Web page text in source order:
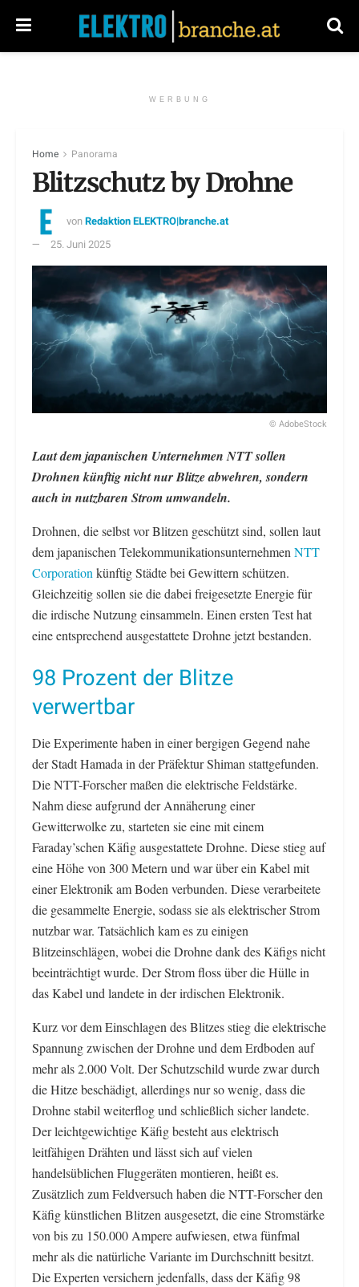
WERBUNG
Home Panorama
Blitzschutz by Drohne
vonRedaktion ELEKTRO|branche.at
25. Juni 2025
© AdobeStock
Laut dem japanischen Unternehmen NTT sollen
Drohnen künftig nicht nur Blitze abwehren, sondern
auch in nutzbaren Strom umwandeln.
Drohnen, die selbst vor Blitzen geschützt sind, sollen laut
dem japanischen Telekommunikationsunternehmen NTT
Corporation künftig Städte bei Gewittern schützen.
Gleichzeitig sollen sie die dabei freigesetzte Energie für
die irdische Nutzung einsammeln. Einen ersten Test hat
eine entsprechend ausgestattete Drohne jetzt bestanden.
98 Prozent der Blitze
verwertbar
Die Experimente haben in einer bergigen Gegend nahe
der Stadt Hamada in der Präfektur Shiman stattgefunden.
Die NTT-Forscher maßen die elektrische Feldstärke.
Nahm diese aufgrund der Annäherung einer
Gewitterwolke zu, starteten sie eine mit einem
Faraday’schen Käfig ausgestattete Drohne. Diese stieg auf
eine Höhe von 300 Metern und war über ein Kabel mit
einer Elektronik am Boden verbunden. Diese verarbeitete
die gesammelte Energie, sodass sie als elektrischer Strom
nutzbar war. Tatsächlich kam es zu einigen
Blitzeinschlägen, wobei die Drohne dank des Käfigs nicht
beeinträchtigt wurde. Der Strom floss über die Hülle in
das Kabel und landete in der irdischen Elektronik.
Kurz vor dem Einschlagen des Blitzes stieg die elektrische
Spannung zwischen der Drohne und dem Erdboden auf
mehr als 2.000 Volt. Der Schutzschild wurde zwar durch
die Hitze beschädigt, allerdings nur so wenig, dass die
Drohne stabil weiterflog und schließlich sicher landete.
Der leichtgewichtige Käfig besteht aus elektrisch
leitfähigen Drähten und lässt sich auf vielen
handelsüblichen Fluggeräten montieren, heißt es.
Zusätzlich zum Feldversuch haben die NTT-Forscher den
Käfig künstlichen Blitzen ausgesetzt, die eine Stromstärke
von bis zu 150.000 Ampere aufwiesen, etwa fünfmal
mehr als die natürliche Variante im Durchschnitt besitzt.
Die Experten versichern jedenfalls, dass der Käfig 98